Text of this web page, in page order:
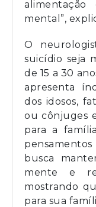
mental”,
O
suicídio seja
de 15 a 30
apresenta
dos idosos,
ou cônjuges
para a
busca
mente e
mostrando
para sua